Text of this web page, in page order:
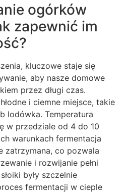
ogórków
zapewnić im
kluczowe staje się
aby nasze domowe
przez długi czas.
i ciemne miejsce, takie
lodówka. Temperatura
w przedziale od 4 do 10
warunkach fermentacja
zatrzymana, co pozwala
i rozwijanie pełni
były szczelnie
fermentacji w cieple